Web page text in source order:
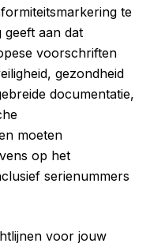
te
geeft aan dat
voorschriften
gezondheid
documentatie,
moeten
op het
serienummers
voor jouw